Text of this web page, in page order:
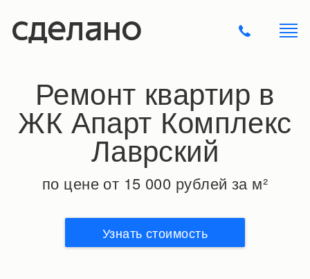
Ремонт квартир в
ЖК Апарт Комплекс
Лаврский
по цене от 15 000 рублей за м²
Узнать стоимость